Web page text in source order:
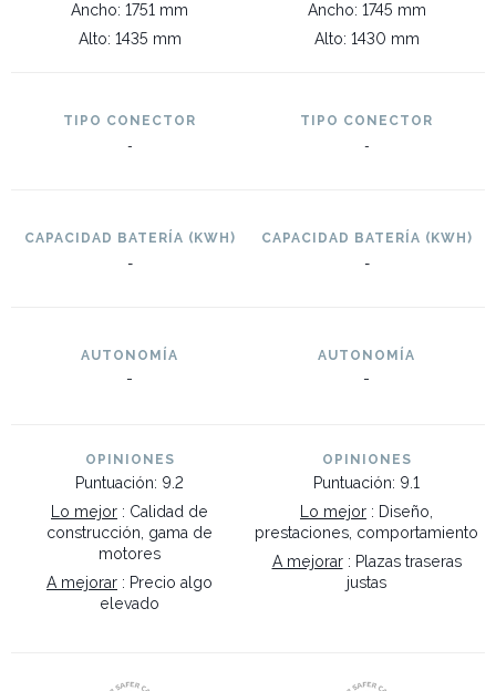
Ancho: 1751 mm
Alto: 1435 mm
TIPO CONECTOR
-
CAPACIDAD BATERÍA (KWH)
-
AUTONOMÍA
-
OPINIONES
Puntuación: 9.2
Lo mejor : Calidad de
construcción, gama de
motores
A mejorar : Precio algo
elevado
Ancho: 1745 mm
Alto: 1430 mm
TIPO CONECTOR
-
CAPACIDAD BATERÍA (KWH)
-
AUTONOMÍA
-
OPINIONES
Puntuación: 9.1
Lo mejor : Diseño,
prestaciones, comportamiento
A mejorar: Plazas traseras
justas